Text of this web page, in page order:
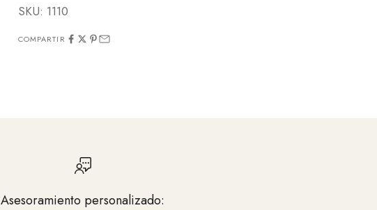
SKU: 1110
COMPARTIR
Asesoramiento personalizado: